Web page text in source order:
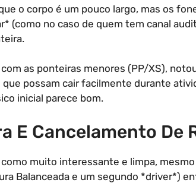
o corpo é um pouco largo, mas os
(como no caso de quem tem canal
as ponteiras menores (PP/XS),
que possam cair facilmente durante
inicial parece bom.
E Cancelamento De
muito interessante e limpa,
Balanceada e um segundo *driver*)